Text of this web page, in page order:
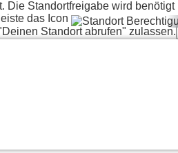
Die Standortfreigabe wird
das Icon
Standort abrufen" zulassen.